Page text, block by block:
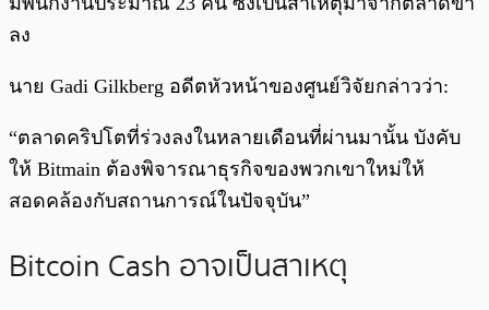
ลง
นาย Gadi Gilkberg อดีตหัวหน้าของศูนย์วิจัยกล่าวว่า:
“ตลาดคริปโตที่ร่วงลงในหลายเดือนที่ผ่านมานั้น บังคับ
ให้ Bitmain ต้องพิจารณาธุรกิจของพวกเขาใหม่ให้
สอดคล้องกับสถานการณ์ในปัจจุบัน”
Bitcoin Cash อาจเป็นสาเหตุ